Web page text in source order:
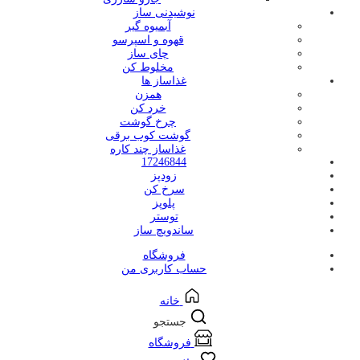
نوشیدنی ساز
آبمیوه گیر
قهوه و اسپرسو
چای ساز
مخلوط کن
غذاساز ها
همزن
خرد کن
چرخ گوشت
گوشت کوب برقی
غذاساز چند کاره
17246844
زودپز
سرخ کن
پلوپز
توستر
ساندویچ ساز
فروشگاه
حساب کاربری من
خانه
جستجو
فروشگاه